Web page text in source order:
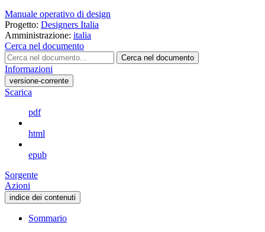
Manuale operativo di design
Progetto: Designers Italia
Amministrazione: italia
Cerca nel documento
Cerca nel documento
Informazioni
versione-corrente
Scarica
pdf
html
epub
Sorgente
Azioni
indice dei contenuti
Sommario